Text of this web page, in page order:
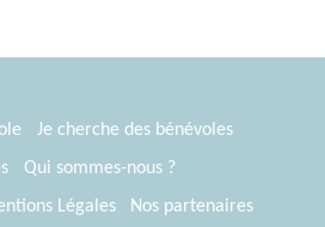
Je cherche des bénévoles
Qui sommes-nous ?
Légales
Nos partenaires